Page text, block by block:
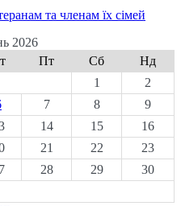
та членам їх сімей
2026
Пт Сб
Нд
1
2
7 8
9
14 15
16
21 22
23
28 29
30